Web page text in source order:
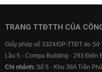
TRANG TTĐTTH CỦA
Giấy phép số 3324/GP-TTĐT do
Lầu 5 - Compa Building - 293 Điện
Chi nhánh: Số 5 - Khu 38A Trần